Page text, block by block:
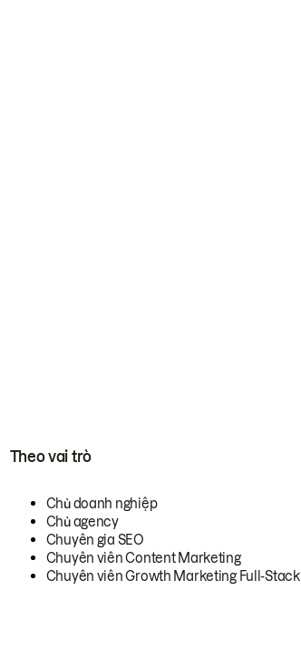
Theo vai trò
Chủ doanh nghiệp
Chủ agency
Chuyên gia SEO
Chuyên viên Content Marketing
Chuyên viên Growth Marketing Full-Stack